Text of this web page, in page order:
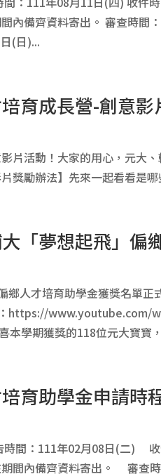
資料寄出。 審查時間：
(日)...
育成長營-創意
片活動！大家的用心，元
獎勵辦法】先來一起看看是
「夢想起飛」偏
鄉人才培育助學金獲獎名單
https://www.youtube.com/
學期獲獎的118位元大寶寶
育助學金申請時
間：111年02月08日(二) 收
齊資料寄出。 審查時間